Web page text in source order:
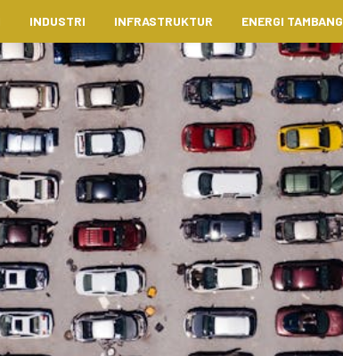
INDUSTRI INFRASTRUKTUR ENERGI TAMBANG